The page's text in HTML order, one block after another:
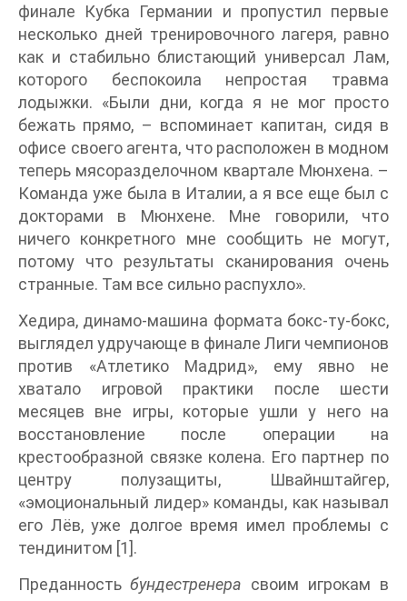
финале Кубка Германии и пропустил первые
несколько дней тренировочного лагеря, равно
как и стабильно блистающий универсал Лам,
которого беспокоила непростая травма
лодыжки. «Были дни, когда я не мог просто
бежать прямо, – вспоминает капитан, сидя в
офисе своего агента, что расположен в модном
теперь мясоразделочном квартале Мюнхена. –
Команда уже была в Италии, а я все еще был с
докторами в Мюнхене. Мне говорили, что
ничего конкретного мне сообщить не могут,
потому что результаты сканирования очень
странные. Там все сильно распухло».
Хедира, динамо-машина формата бокс-ту-бокс,
выглядел удручающе в финале Лиги чемпионов
против «Атлетико Мадрид», ему явно не
хватало игровой практики после шести
месяцев вне игры, которые ушли у него на
восстановление после операции на
крестообразной связке колена. Его партнер по
центру полузащиты, Швайнштайгер,
«эмоциональный лидер» команды, как называл
его Лёв, уже долгое время имел проблемы с
тендинитом [1].
Преданность бундестренера своим игрокам в